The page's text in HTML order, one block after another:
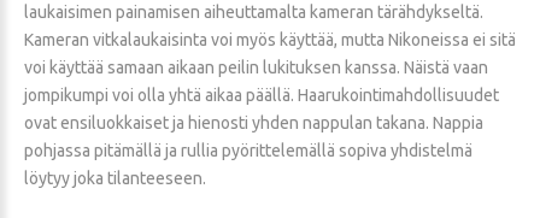
laukaisimen painamisen aiheuttamalta kameran tärähdykseltä.
Kameran vitkalaukaisinta voi myös käyttää, mutta Nikoneissa ei sitä
voi käyttää samaan aikaan peilin lukituksen kanssa. Näistä vaan
jompikumpi voi olla yhtä aikaa päällä. Haarukointimahdollisuudet
ovat ensiluokkaiset ja hienosti yhden nappulan takana. Nappia
pohjassa pitämällä ja rullia pyörittelemällä sopiva yhdistelmä
löytyy joka tilanteeseen.